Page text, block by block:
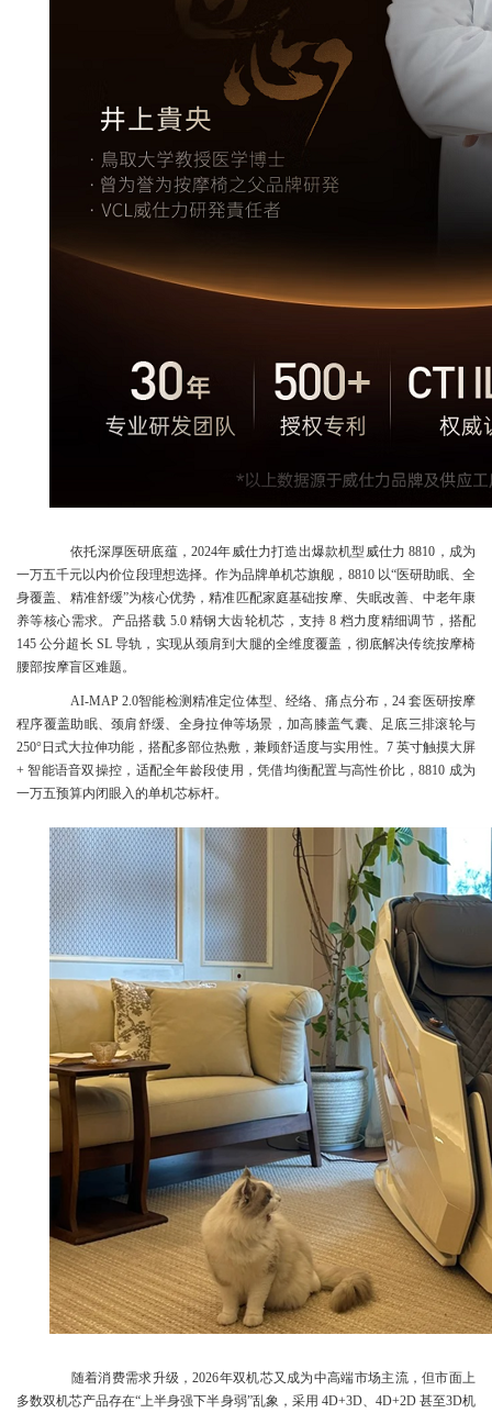
依托深厚医研底蕴，2024年威仕力打造出爆款机型威仕力 8810，成为
一万五千元以内价位段理想选择。作为品牌单机芯旗舰，8810 以“医研助眠、全
身覆盖、精准舒缓”为核心优势，精准匹配家庭基础按摩、失眠改善、中老年康
养等核心需求。产品搭载 5.0 精钢大齿轮机芯，支持 8 档力度精细调节，搭配
145 公分超长 SL 导轨，实现从颈肩到大腿的全维度覆盖，彻底解决传统按摩椅
腰部按摩盲区难题。
AI-MAP 2.0智能检测精准定位体型、经络、痛点分布，24 套医研按摩
程序覆盖助眠、颈肩舒缓、全身拉伸等场景，加高膝盖气囊、足底三排滚轮与
250°日式大拉伸功能，搭配多部位热敷，兼顾舒适度与实用性。7 英寸触摸大屏
+ 智能语音双操控，适配全年龄段使用，凭借均衡配置与高性价比，8810 成为
一万五预算内闭眼入的单机芯标杆。
随着消费需求升级，2026年双机芯又成为中高端市场主流，但市面上
多数双机芯产品存在“上半身强下半身弱”乱象，采用 4D+3D、4D+2D 甚至3D机